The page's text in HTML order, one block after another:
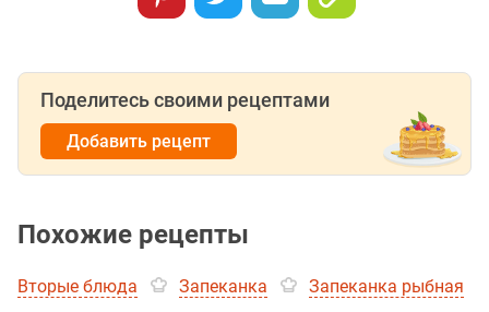
Поделитесь своими рецептами
Добавить рецепт
Похожие рецепты
Вторые блюда Запеканка Запеканка рыбная